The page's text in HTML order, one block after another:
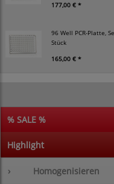
177,00 € *
96 Well PCR-Platte,
Stück
165,00 € *
% SALE %
Highlight
› Homogenisieren